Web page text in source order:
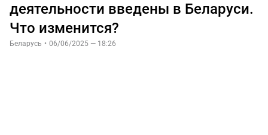
деятельности введены в Беларуси.
Что изменится?
Беларусь • 06/06/2025 — 18:26